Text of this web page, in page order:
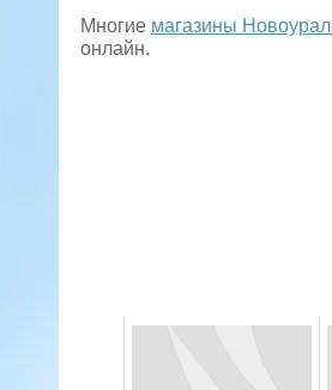
Многие магазины
онлайн.